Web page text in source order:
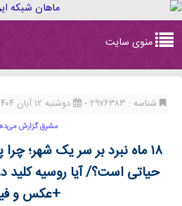
navigation
منوی سایت
شناسه : ۲۹۷۶۳۸۳ - دوشنبه ۱۲ آبان ۱۴۰۴ ساعت ۰۱:۰۵
مشرق گزارش
۱۸ ماه نبرد بر سر یک شهر؛
حیاتی است؟/ آیا روسیه کلید
+عکس و